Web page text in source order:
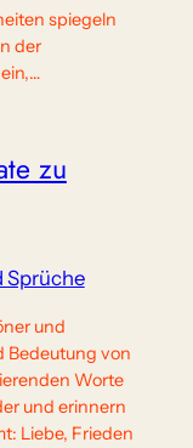
spiegeln
der
zu
Sprüche
und
Bedeutung von
Worte
und erinnern
Liebe, Frieden